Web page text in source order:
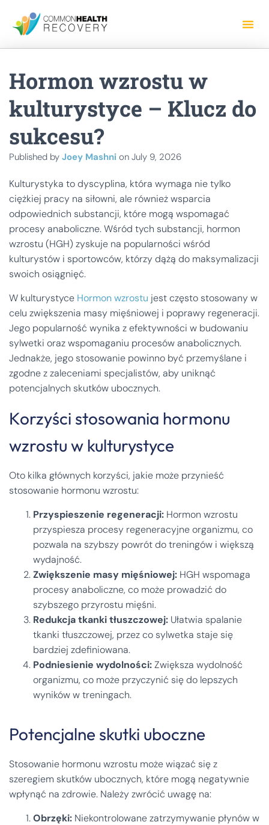
Hormon wzrostu w
kulturystyce – Klucz do
sukcesu?
Published by Joey Mashni on July 9, 2026
Kulturystyka to dyscyplina, która wymaga nie tylko
ciężkiej pracy na siłowni, ale również wsparcia
odpowiednich substancji, które mogą wspomagać
procesy anaboliczne. Wśród tych substancji, hormon
wzrostu (HGH) zyskuje na popularności wśród
kulturystów i sportowców, którzy dążą do maksymalizacji
swoich osiągnięć.
W kulturystyce Hormon wzrostu jest często stosowany w
celu zwiększenia masy mięśniowej i poprawy regeneracji.
Jego popularność wynika z efektywności w budowaniu
sylwetki oraz wspomaganiu procesów anabolicznych.
Jednakże, jego stosowanie powinno być przemyślane i
zgodne z zaleceniami specjalistów, aby uniknąć
potencjalnych skutków ubocznych.
Korzyści stosowania hormonu
wzrostu w kulturystyce
Oto kilka głównych korzyści, jakie może przynieść
stosowanie hormonu wzrostu:
Przyspieszenie regeneracji: Hormon wzrostu
przyspiesza procesy regeneracyjne organizmu, co
pozwala na szybszy powrót do treningów i większą
wydajność.
Zwiększenie masy mięśniowej: HGH wspomaga
procesy anaboliczne, co może prowadzić do
szybszego przyrostu mięśni.
Redukcja tkanki tłuszczowej: Ułatwia spalanie
tkanki tłuszczowej, przez co sylwetka staje się
bardziej zdefiniowana.
Podniesienie wydolności:Zwiększa wydolność
organizmu, co może przyczynić się do lepszych
wyników w treningach.
Potencjalne skutki uboczne
Stosowanie hormonu wzrostu może wiązać się z
szeregiem skutków ubocznych, które mogą negatywnie
wpłynąć na zdrowie. Należy zwrócić uwagę na:
Obrzęki: Niekontrolowane zatrzymywanie płynów w